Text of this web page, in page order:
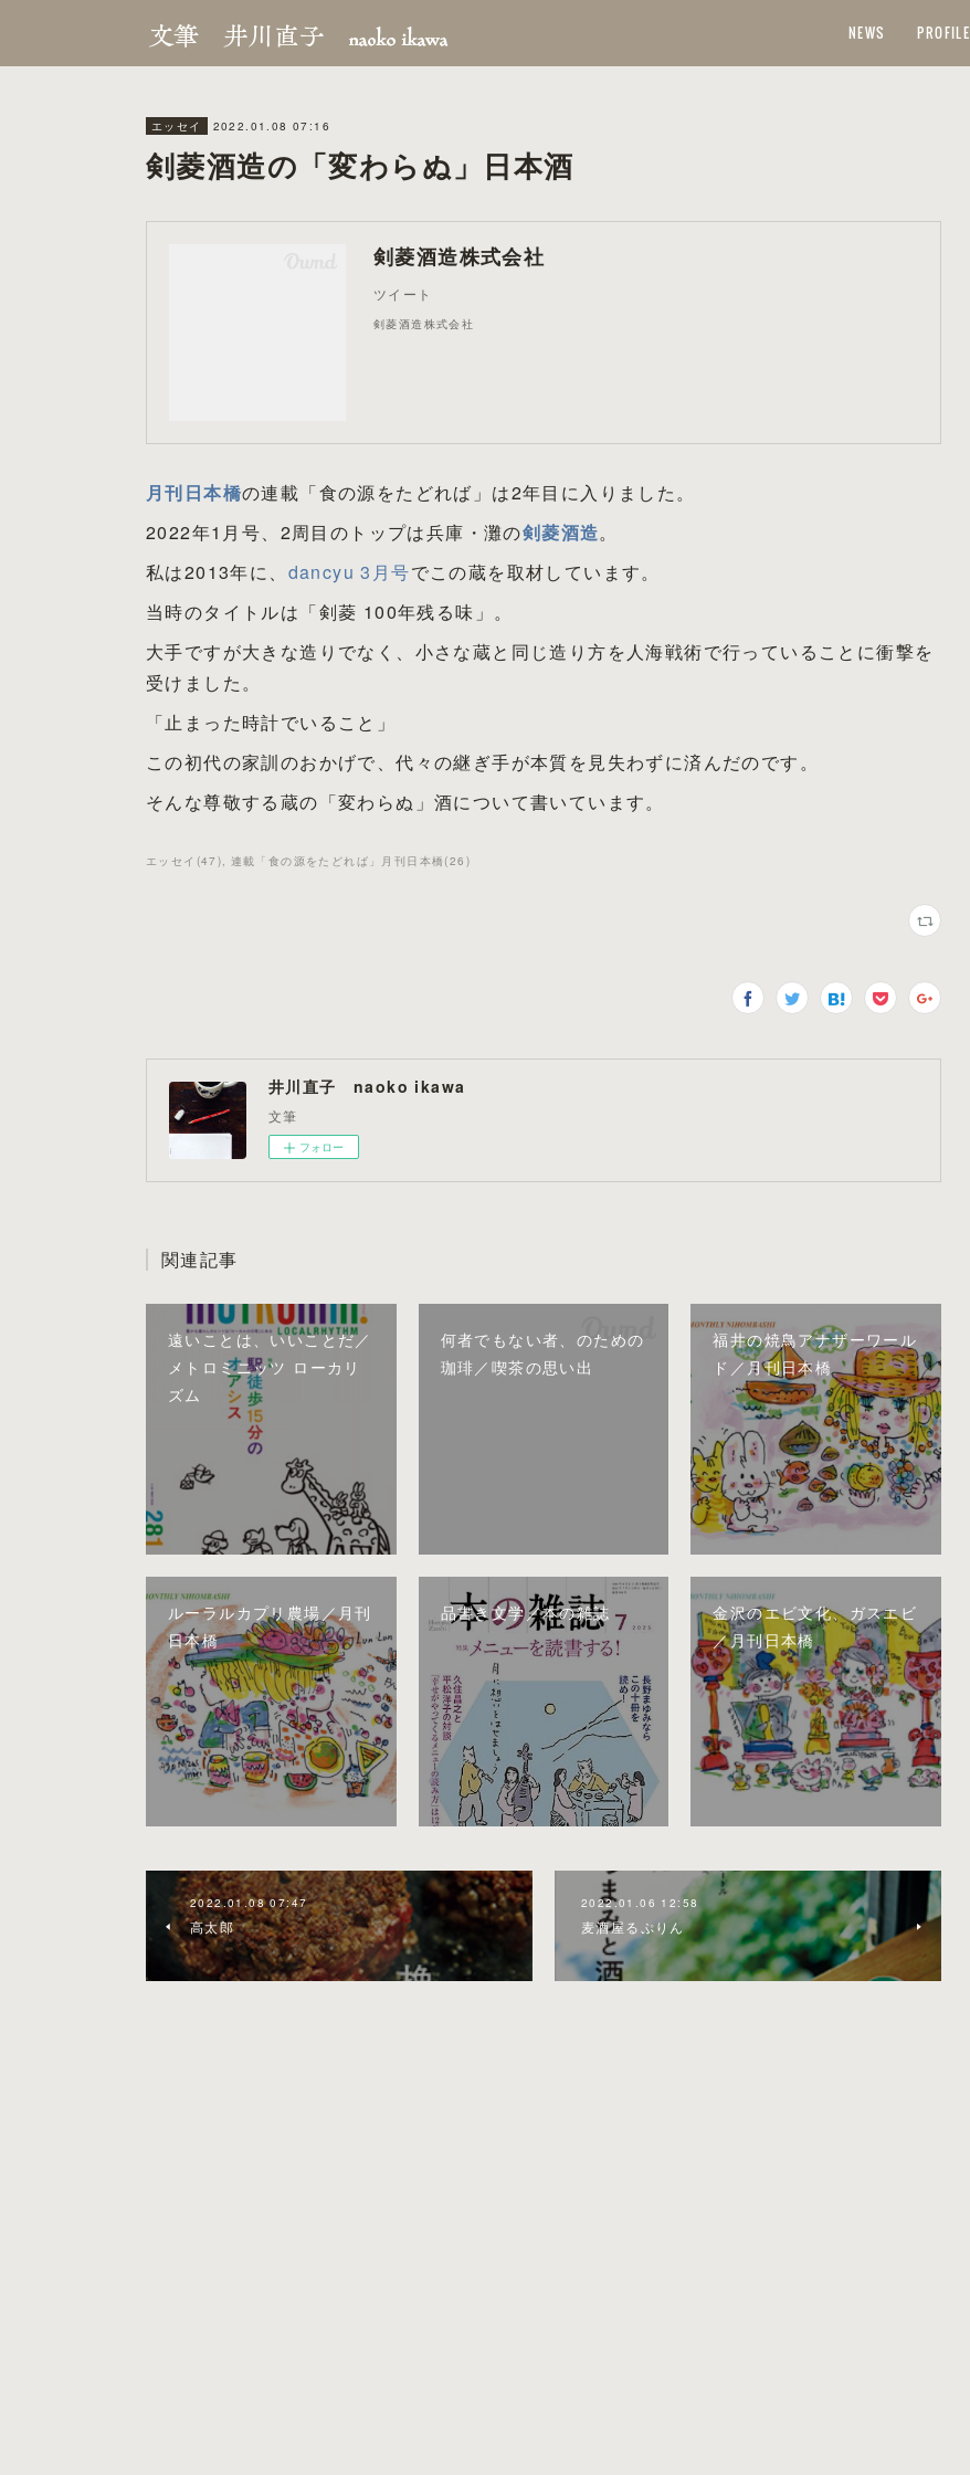
NEWS PROFILE
エッセイ 2022.01.08 07:16
剣菱酒造の「変わらぬ」日本酒
剣菱酒造株式会社
ツイート
剣菱酒造株式会社
月刊日本橋の連載「食の源をたどれば」は2年目に入りました。
2022年1月号、2周目のトップは兵庫・灘の剣菱酒造。
私は2013年に、 dancyu 3月号でこの蔵を取材しています。
当時のタイトルは「剣菱 100年残る味」。
大手ですが大きな造りでなく、小さな蔵と同じ造り方を人海戦術で行っていることに衝撃を
受けました。
「止まった時計でいること」
この初代の家訓のおかげで、代々の継ぎ手が本質を見失わずに済んだのです。
そんな尊敬する蔵の「変わらぬ」酒について書いています。
エッセイ (47 ) 連載「食の源をたどれば」月刊日本橋(26 )
井川直子 naoko ikawa
文筆
フォロー
関連記事
遠いことは、いいことだ／
メトロミニッツ ローカリ
ズム
何者でもない者、のための
珈琲／喫茶の思い出
福井の焼鳥アナザーワール
ド／月刊日本橋
ルーラルカプリ農場／月刊
日本橋
品書き文学／本の雑誌
金沢のエビ文化、ガスエビ
／月刊日本橋
2022.01.08 07:47
高太郎
2022.01.06 12:58
麦酒屋るぷりん